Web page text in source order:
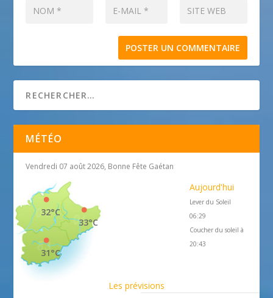
MÉTÉO
Vendredi 07 août 2026, Bonne Fête Gaétan
33°C
32°C
31°C
Aujourd'hui
Lever du Soleil
06:29
Coucher du soleil à
20:43
Les prévisions